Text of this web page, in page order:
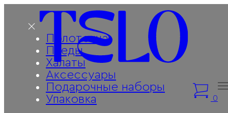
0
Полотенца
Пледы
Халаты
Аксессуары
Подарочные наборы
Упаковка